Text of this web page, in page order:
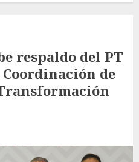
respaldo del PT
de